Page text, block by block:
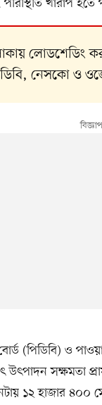
লোডশেডিং
নেসকো ও
(পিডিবি) ও
উৎপাদন সক্ষমতা
১২ হাজার